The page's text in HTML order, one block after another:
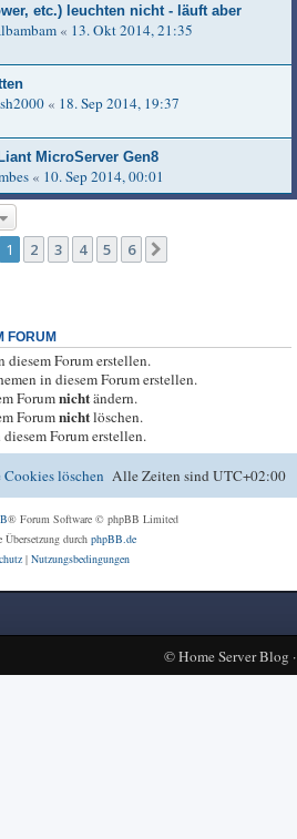
etc.) leuchten nicht - läuft aber
« 13. Okt 2014, 21:35
« 18. Sep 2014, 19:37
MicroServer Gen8
« 10. Sep 2014, 00:01
1 2 3 4 5 6
FORUM
diesem Forum erstellen.
in diesem Forum erstellen.
Forumnichtändern.
Forumnichtlöschen.
Forum erstellen.
Alle Zeiten sindUTC+02:00
löschen
® Forum Software © phpBB Limited
Übersetzung durch phpBB.de
| Nutzungsbedingungen
©Home Server Blog